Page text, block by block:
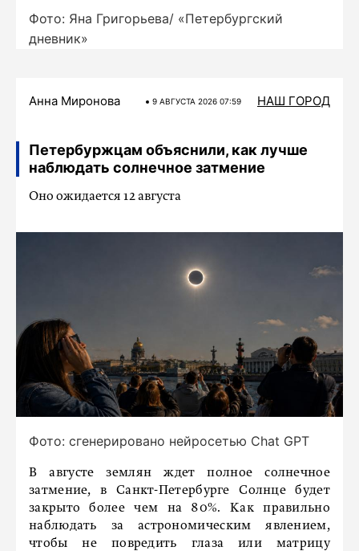
Фото: Яна Григорьева/ «Петербургский
дневник»
Анна Миронова 9 АВГУСТА 2026 07:59 НАШ ГОРОД
Петербуржцам объяснили, как лучше
наблюдать солнечное затмение
Оно ожидается 12 августа
Фото: сгенерировано нейросетью Chat GPT
В августе землян ждет полное солнечное
затмение, в Санкт-Петербурге Солнце будет
закрыто более чем на 80%. Как правильно
наблюдать за астрономическим явлением,
чтобы не повредить глаза или матрицу